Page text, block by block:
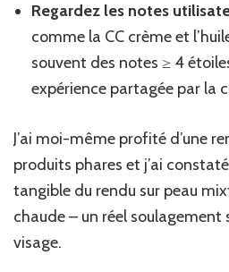
Regardez les notes
comme la CC crème et
souvent des notes ≥ 4
expérience partagée par la
J’ai moi-même profité d’une
produits phares et j’ai
tangible du rendu sur peau
chaude – un réel soulagement
visage.